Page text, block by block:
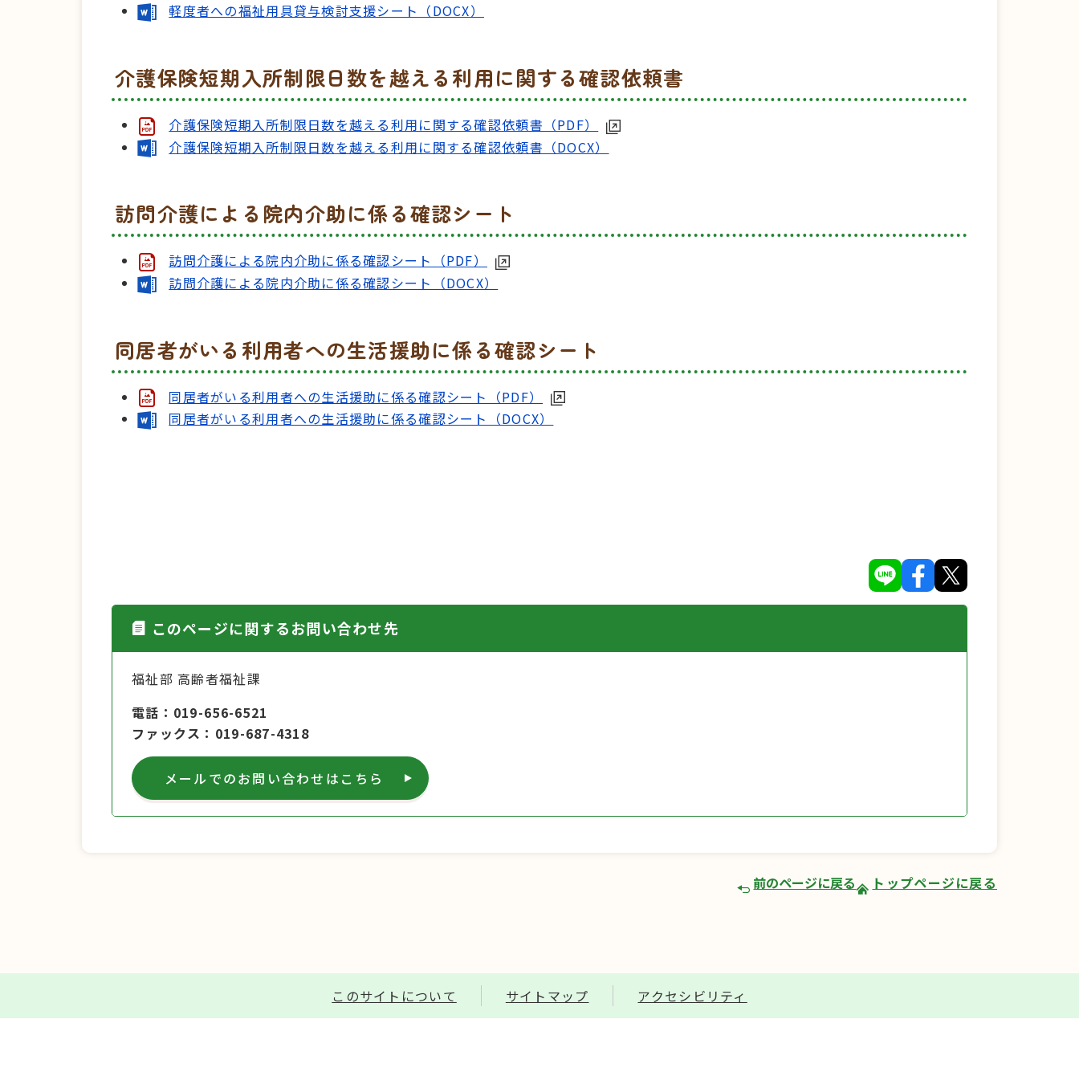
軽度者への福祉用具貸与検討支援シート（DOCX）
介護保険短期入所制限日数を越える利用に関する確認依頼書
介護保険短期入所制限日数を越える利用に関する確認依頼書（PDF）
介護保険短期入所制限日数を越える利用に関する確認依頼書（DOCX）
訪問介護による院内介助に係る確認シート
訪問介護による院内介助に係る確認シート（PDF）
訪問介護による院内介助に係る確認シート（DOCX）
同居者がいる利用者への生活援助に係る確認シート
同居者がいる利用者への生活援助に係る確認シート（PDF）
同居者がいる利用者への生活援助に係る確認シート（DOCX）
このページに関するお問い合わせ先
福祉部 高齢者福祉課
電話
019-656-6521
ファックス
019-687-4318
メールでのお問い合わせはこちら
前のページに戻る トップページに戻る
このサイトについて サイトマップ アクセシビリティ